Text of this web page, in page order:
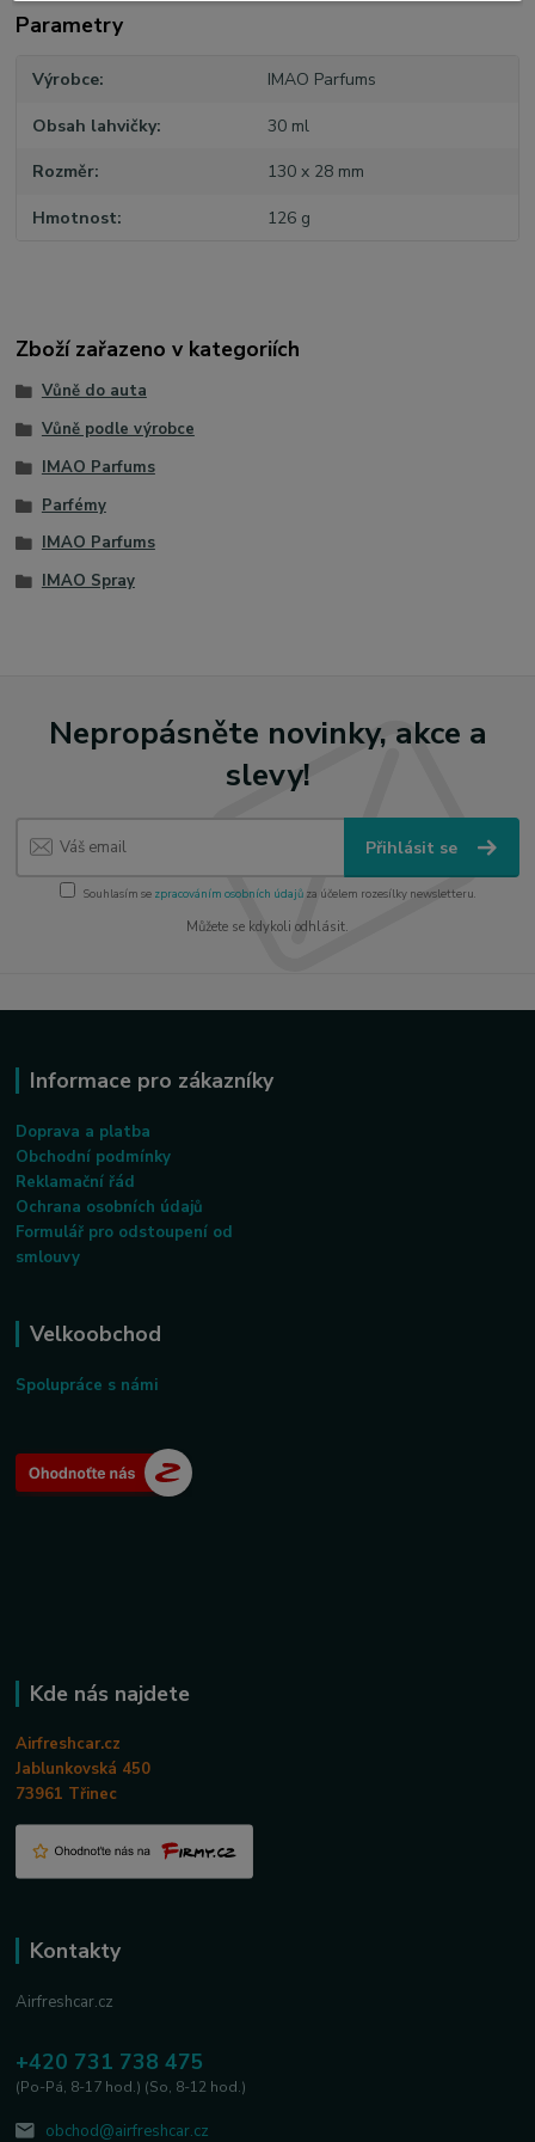
Parametry
Výrobce IMAO Parfums
Obsah lahvičky 30 ml
Rozměr 130 x 28 mm
Hmotnost 126 g
Zboží zařazeno v kategoriích
Vůně do auta
Vůně podle výrobce
IMAO Parfums
Parfémy
IMAO Parfums
IMAO Spray
Nepropásněte novinky, akce a
slevy!
Přihlásit se
Souhlasím se zpracováním osobních údajůza účelem rozesílky newsletteru.
Můžete se kdykoli odhlásit.
Informace pro zákazníky
Doprava a platba
Obchodní podmínky
Reklamační řád
Ochrana osobních údajů
Formulář pro odstoupení od
smlouvy
Velkoobchod
Spolupráce s námi
Kde nás najdete
Airfreshcar.cz
Jablunkovská 450
73961 Třinec
Kontakty
Airfreshcar.cz
+420 731 738 475
(Po-Pá, 8-17 hod.) (So, 8-12 hod.)
obchod@airfreshcar.cz